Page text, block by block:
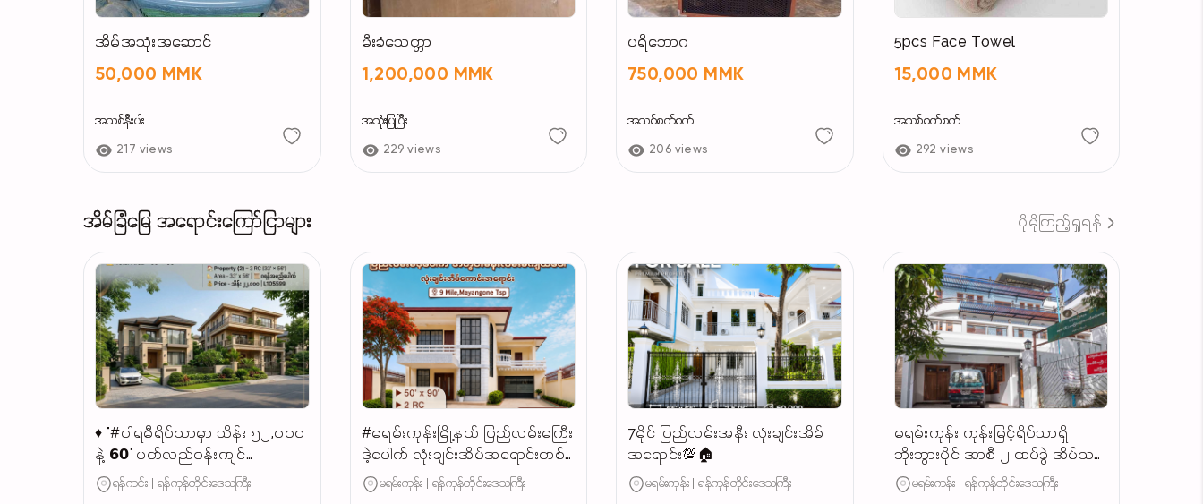
အိမ်အသုံးအဆောင်
50,000 MMK
အသစ်နီးပါး
217 views
မီးခံသေတ္တာ
1,200,000 MMK
အသုံးပြုပြီး
229 views
ပရိဘောဂ
750,000 MMK
အသစ်စက်စက်
206 views
5pcs Face Towel
15,000 MMK
အသစ်စက်စက်
292 views
အိမ်ခြံမြေ အရောင်းကြော်ငြာများ ပိုမိုကြည့်ရှုရန်
♦ "#ပါရမီရိပ်သာမှာ သိန်း ၅၂,၀၀၀
နဲ့ 𝟲𝟬' ပတ်လည်ဝန်းကျင်
𝗣𝗿𝗼𝗽𝗲𝗿𝘁𝘆 ရှာနေသူများအတွက်…"
ရန်ကင်း | ရန်ကုန်တိုင်းဒေသကြီး
#မရမ်းကုန်းမြို့နယ် ပြည်လမ်းမကြီး
ဒဲ့ပေါက် လုံးချင်းအိမ်အရောင်းတစ်ခု
နဲ့ မိတ်ဆက်ပေးချင်ပါတယ်
မရမ်းကုန်း | ရန်ကုန်တိုင်းဒေသကြီး
7မိုင် ပြည်လမ်းအနီး လုံးချင်းအိမ်
အရောင်း💯🏠
မရမ်းကုန်း | ရန်ကုန်တိုင်းဒေသကြီး
မရမ်းကုန်း ကုန်းမြင့်ရိပ်သာရှိ
ဘိုးဘွားပိုင် အာစီ ၂ ထပ်ခွဲ အိမ်သစ်
ကြီး အရောင်း... ⛪
မရမ်းကုန်း | ရန်ကုန်တိုင်းဒေသကြီး